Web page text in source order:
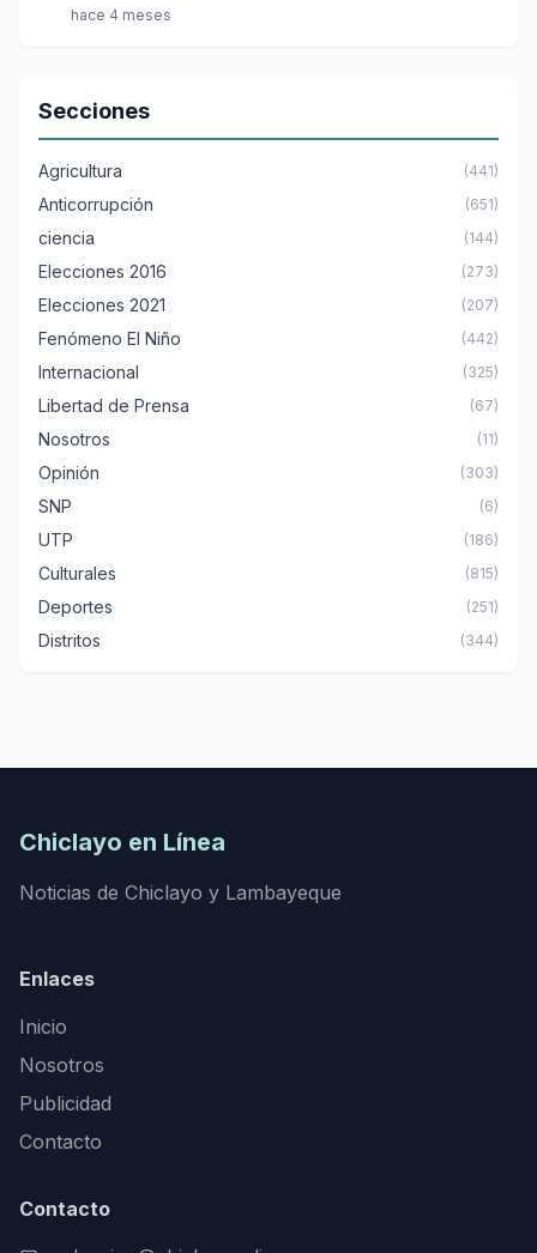
hace 4 meses
Secciones
Agricultura (441)
Anticorrupción (651)
ciencia (144)
Elecciones 2016 (273)
Elecciones 2021 (207)
Fenómeno El Niño (442)
Internacional (325)
Libertad de Prensa (67)
Nosotros (11)
Opinión (303)
SNP (6)
UTP (186)
Culturales (815)
Deportes (251)
Distritos (344)
Chiclayo en Línea
Noticias de Chiclayo y Lambayeque
Enlaces
Inicio
Nosotros
Publicidad
Contacto
Contacto